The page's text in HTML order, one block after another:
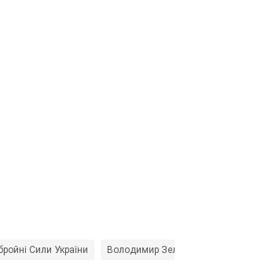
Сили України Володимир Зеленський